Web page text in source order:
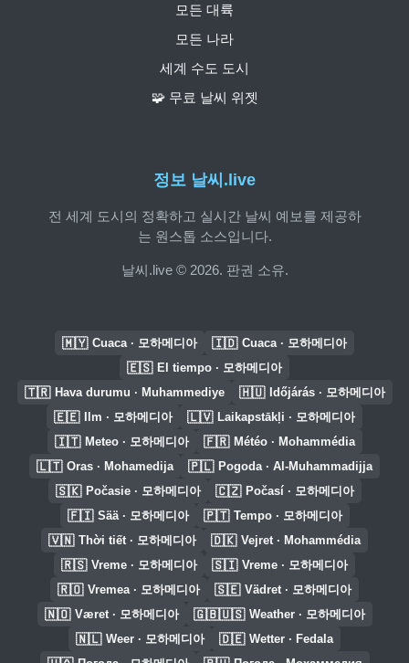
정보 날씨.live
전 세계 도시의 정확하고 실시간 날씨 예보를 제공하
는 원스톱 소스입니다.
날씨.live © 2026. 판권 소유.
모든 대륙
모든 나라
세계 수도 도시
🧩 무료 날씨 위젯
🇲🇾 Cuaca · 모하메디아 🇮🇩 Cuaca · 모하메디아
🇪🇸 El tiempo · 모하메디아
🇹🇷 Hava durumu · Muhammediye 🇭🇺 Időjárás · 모하메디아
🇪🇪 Ilm · 모하메디아 🇱🇻 Laikapstākļi · 모하메디아
🇮🇹 Meteo · 모하메디아 🇫🇷 Météo · Mohammédia
🇱🇹 Oras · Mohamedija 🇵🇱 Pogoda · Al-Muhammadijja
🇸🇰 Počasie · 모하메디아 🇨🇿 Počasí · 모하메디아
🇫🇮 Sää · 모하메디아 🇵🇹 Tempo · 모하메디아
🇻🇳 Thời tiết · 모하메디아 🇩🇰 Vejret · Mohammédia
🇷🇸 Vreme · 모하메디아 🇸🇮 Vreme · 모하메디아
🇷🇴 Vremea · 모하메디아 🇸🇪 Vädret · 모하메디아
🇳🇴 Været · 모하메디아 🇬🇧🇺🇸 Weather · 모하메디아
🇳🇱 Weer · 모하메디아 🇩🇪 Wetter · Fedala